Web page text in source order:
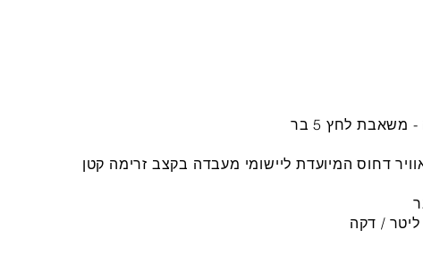
לחץ 5 בר
דחוס המיועדת ליישומי מעבדה בקצב זרימה קטן